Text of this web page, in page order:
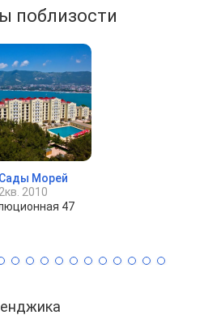
поблизости
Морей
2кв. 2010
47